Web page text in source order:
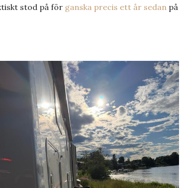
stod på för ganska precis ett år sedan på